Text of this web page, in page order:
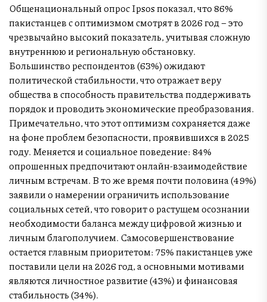
Общенациональный опрос Ipsos показал, что 86%
пакистанцев с оптимизмом смотрят в 2026 год – это
чрезвычайно высокий показатель, учитывая сложную
внутреннюю и региональную обстановку.
Большинство респондентов (63%) ожидают
политической стабильности, что отражает веру
общества в способность правительства поддерживать
порядок и проводить экономические преобразования.
Примечательно, что этот оптимизм сохраняется даже
на фоне проблем безопасности, проявившихся в 2025
году. Меняется и социальное поведение: 84%
опрошенных предпочитают онлайн-взаимодействие
личным встречам. В то же время почти половина (49%)
заявили о намерении ограничить использование
социальных сетей, что говорит о растущем осознании
необходимости баланса между цифровой жизнью и
личным благополучием. Самосовершенствование
остается главным приоритетом: 75% пакистанцев уже
поставили цели на 2026 год, а основными мотивами
являются личностное развитие (43%) и финансовая
стабильность (34%).